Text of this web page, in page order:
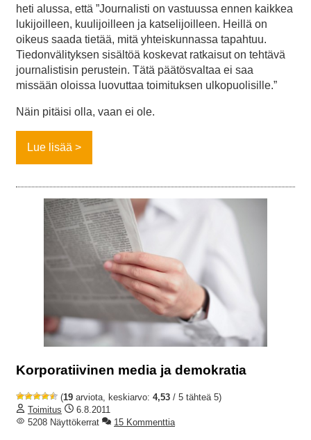
heti alussa, että ”Journalisti on vastuussa ennen kaikkea
lukijoilleen, kuulijoilleen ja katselijoilleen. Heillä on
oikeus saada tietää, mitä yhteiskunnassa tapahtuu.
Tiedonvälityksen sisältöä koskevat ratkaisut on tehtävä
journalistisin perustein. Tätä päätösvaltaa ei saa
missään oloissa luovuttaa toimituksen ulkopuolisille.”
Näin pitäisi olla, vaan ei ole.
Lue lisää
Korporatiivinen media ja demokratia
(19 arviota, keskiarvo: 4,53 / 5 tähteä 5)
Toimitus
6.8.2011
5208 Näyttökerrat
15 Kommenttia